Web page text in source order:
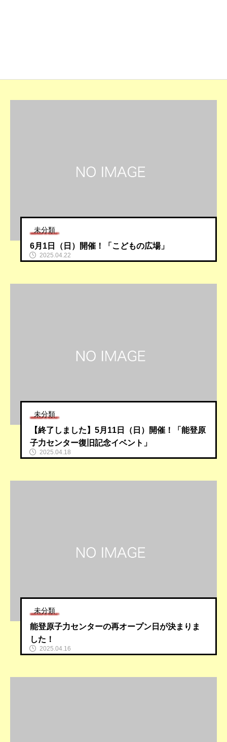
未分類
6月1日（日）開催！「こどもの広場」
2025.04.22
未分類
【終了しました】5月11日（日）開催！「能登原
子力センター復旧記念イベント」
2025.04.18
未分類
能登原子力センターの再オープン日が決まりま
した！
2025.04.16